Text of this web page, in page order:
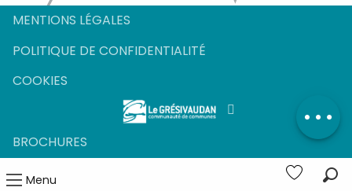
Menu
MENTIONS LÉGALES
POLITIQUE DE CONFIDENTIALITÉ
COOKIES
BROCHURES